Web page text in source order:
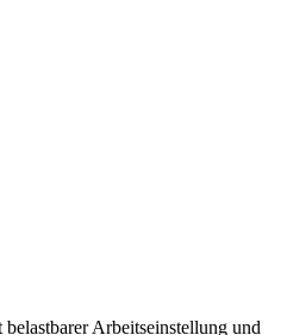
Arbeitseinstellung und